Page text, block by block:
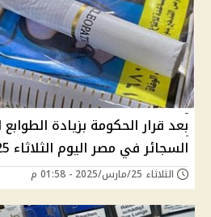
بعد قرار الحكومة بزيادة
السجائر في مصر اليوم الثلاثاء 25 مارس 2025؟
الثلاثاء 25/مارس/2025 - 01:58 م